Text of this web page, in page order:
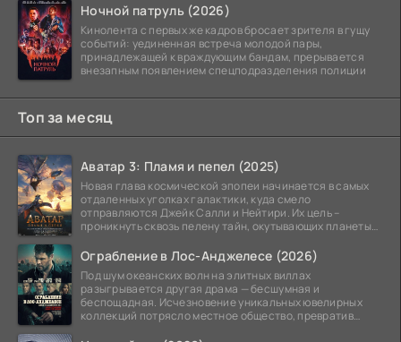
Ночной патруль (2026)
Кинолента с первых же кадров бросает зрителя в гущу
событий: уединенная встреча молодой пары,
принадлежащей к враждующим бандам, прерывается
внезапным появлением спецподразделения полиции
Топ за месяц
Аватар 3: Пламя и пепел (2025)
Новая глава космической эпопеи начинается в самых
отдаленных уголках галактики, куда смело
отправляются Джейк Салли и Нейтири. Их цель –
проникнуть сквозь пелену тайн, окутывающих планеты
Ограбление в Лос-Анджелесе (2026)
Под шум океанских волн на элитных виллах
разыгрывается другая драма — бесшумная и
беспощадная. Исчезновение уникальных ювелирных
коллекций потрясло местное общество, превратив